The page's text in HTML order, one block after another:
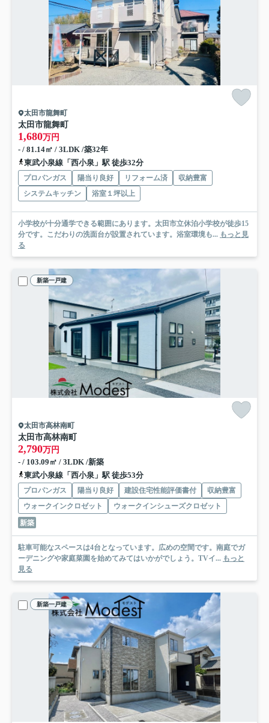
太田市龍舞町
太田市龍舞町
1,680万円
- / 81.14㎡ / 3LDK /築32年
東武小泉線「西小泉」駅 徒歩32分
プロパンガス 陽当り良好 リフォーム済
収納豊富
システムキッチン
浴室１坪以上
小学校が十分通学できる範囲にあります。太田市立休泊小学校が徒歩15
分です。こだわりの洗面台が設置されています。浴室環境も... もっと見
る
新築一戸建
太田市高林南町
太田市高林南町
2,790万円
- / 103.09㎡ / 3LDK /新築
東武小泉線「西小泉」駅 徒歩53分
プロパンガス 陽当り良好 建設住宅性能評価書付
収納豊富
ウォークインクロゼット
ウォークインシューズクロゼット
新築
駐車可能なスペースは4台となっています。広めの空間です。南庭でガ
ーデニングや家庭菜園を始めてみてはいかがでしょう。TVイ... もっと
見る
新築一戸建